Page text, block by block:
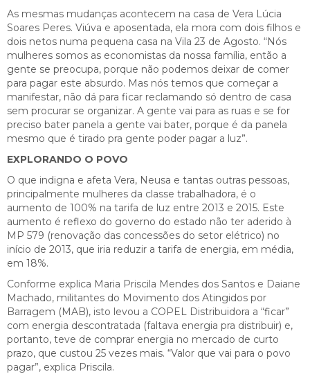
As mesmas mudanças acontecem na casa de Vera Lúcia
Soares Peres. Viúva e aposentada, ela mora com dois filhos e
dois netos numa pequena casa na Vila 23 de Agosto. “Nós
mulheres somos as economistas da nossa família, então a
gente se preocupa, porque não podemos deixar de comer
para pagar este absurdo. Mas nós temos que começar a
manifestar, não dá para ficar reclamando só dentro de casa
sem procurar se organizar. A gente vai para as ruas e se for
preciso bater panela a gente vai bater, porque é da panela
mesmo que é tirado pra gente poder pagar a luz”.
EXPLORANDO O POVO
O que indigna e afeta Vera, Neusa e tantas outras pessoas,
principalmente mulheres da classe trabalhadora, é o
aumento de 100% na tarifa de luz entre 2013 e 2015. Este
aumento é reflexo do governo do estado não ter aderido à
MP 579 (renovação das concessões do setor elétrico) no
início de 2013, que iria reduzir a tarifa de energia, em média,
em 18%.
Conforme explica Maria Priscila Mendes dos Santos e Daiane
Machado, militantes do Movimento dos Atingidos por
Barragem (MAB), isto levou a COPEL Distribuidora a “ficar”
com energia descontratada (faltava energia pra distribuir) e,
portanto, teve de comprar energia no mercado de curto
prazo, que custou 25 vezes mais. “Valor que vai para o povo
pagar”, explica Priscila.